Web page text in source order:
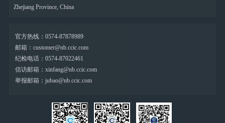
Zhejiang Province, China
官方热线：0574-87878989
邮箱：customer@nb.ccic.com
纪检电话：0574-87022461
信访邮箱：xinfang@nb.ccic.com
举报邮箱：jubao@nb.ccic.com